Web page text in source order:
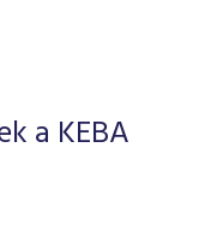
bevezetését
a KEBA